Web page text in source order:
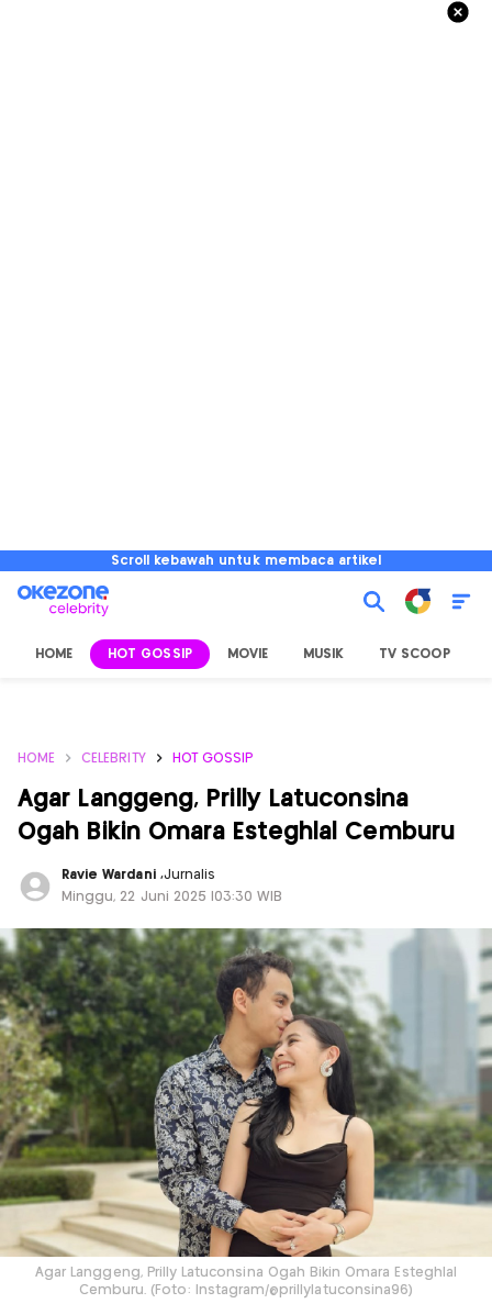
Scroll kebawah untuk membaca artikel
HOME HOT GOSSIP MOVIE MUSIK TV SCOOP
HOME CELEBRITY HOT GOSSIP
Agar Langgeng, Prilly Latuconsina
Ogah Bikin Omara Esteghlal Cemburu
Ravie Wardani ,Jurnalis
Minggu, 22 Juni 2025 |03:30 WIB
Agar Langgeng, Prilly Latuconsina Ogah Bikin Omara Esteghlal
Cemburu. (Foto: Instagram/@prillylatuconsina96)